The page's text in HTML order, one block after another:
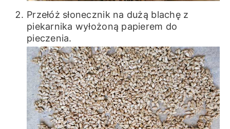
Przełóż słonecznik na dużą blachę z
piekarnika wyłożoną papierem do
pieczenia.